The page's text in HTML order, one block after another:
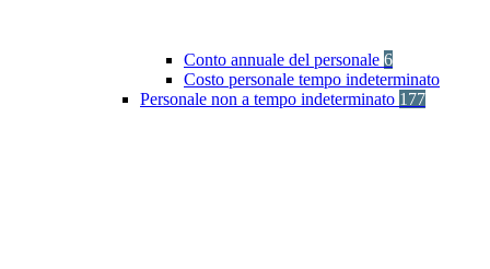
Conto annuale del personale 6
Costo personale tempo indeterminato
Personale non a tempo indeterminato 177